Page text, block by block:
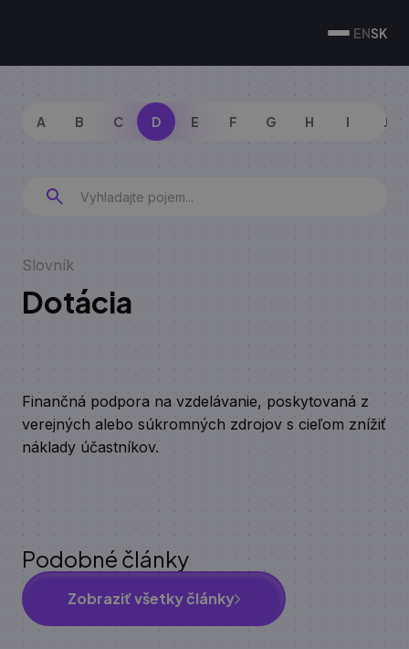
ENSK
A B C D E F G H I J
Slovník
Dotácia
Finančná podpora na vzdelávanie, poskytovaná z
verejných alebo súkromných zdrojov s cieľom znížiť
náklady účastníkov.
Podobné články
Zobraziť všetky články